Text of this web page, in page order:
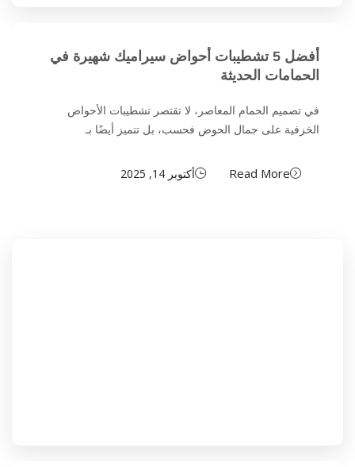
أفضل 5 تشطيبات أحواض سيراميك شهيرة في
الحمامات الحديثة
في تصميم الحمام المعاصر، لا تقتصر تشطيبات الأحواض
الخزفية على جمال الحوض فحسب، بل تتميز أيضًا بـ
Read More أكتوبر 14, 2025